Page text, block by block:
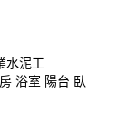
水泥工
浴室 陽台 臥